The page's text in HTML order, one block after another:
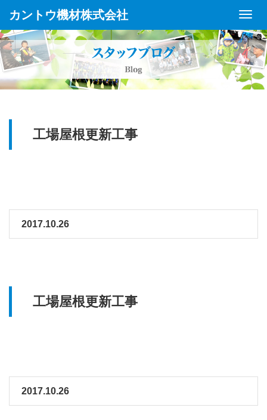
カントウ機材株式会社
工場屋根更新工事
2017.10.26
工場屋根更新工事
2017.10.26